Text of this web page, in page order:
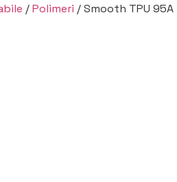
/Polimeri / Smooth TPU 95A